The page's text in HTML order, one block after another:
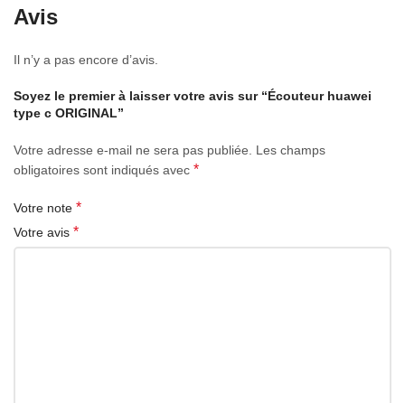
Avis
Il n’y a pas encore d’avis.
Soyez le premier à laisser votre avis sur “Écouteur huawei
type c ORIGINAL”
Votre adresse e-mail ne sera pas publiée. Les champs
obligatoires sont indiqués avec *
Votre note *
Votre avis *